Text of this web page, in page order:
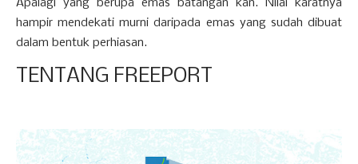
Apalagi yang berupa emas batangan kan. Nilai karatnya
hampir mendekati murni daripada emas yang sudah dibuat
dalam bentuk perhiasan.
TENTANG FREEPORT